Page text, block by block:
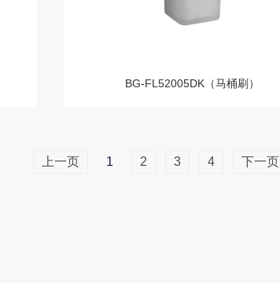
BG-FL52005DK（马桶刷）
上一页 1 2 3 4 下一页